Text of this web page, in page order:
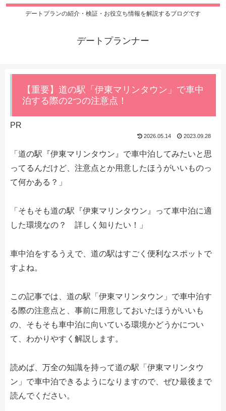
デートプランの紹介・検証・お役立ち情報を解説するブログです
デートプランナー
【重要】道の駅「伊東マリンタウン」で車中
泊する際の2つの注意点！
PR
2026.05.14 2023.09.28
「道の駅『伊東マリンタウン』で車中泊してみたいと思
ってるんだけど、注意点とか用意したほうがいいものっ
て何かある？」
「そもそも道の駅『伊東マリンタウン』って車中泊に適
した環境なの？ 詳しく知りたい！」
車中泊をするうえで、道の駅はすごく便利なスポットで
すよね。
この記事では、道の駅「伊東マリンタウン」で車中泊す
る際の注意点と、事前に用意しておいたほうがいいも
の、そもそも車中泊に向いている環境かどうかについ
て、わかりやすく解説します。
読めば、万全の知識を持って道の駅「伊東マリンタウ
ン」で車中泊できるようになりますので、ぜひ最後まで
読んでください。